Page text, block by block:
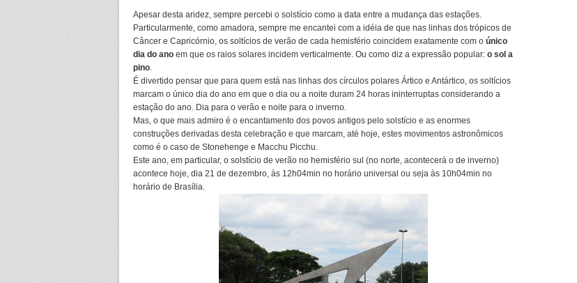
Apesar desta aridez, sempre percebi o solstício como a data entre a mudança das estações.
Particularmente, como amadora, sempre me encantei com a idéia de que nas linhas dos trópicos de
Câncer e Capricórnio, os soltícios de verão de cada hemisfério coincidem exatamente com o único
dia do ano em que os raios solares incidem verticalmente. Ou como diz a expressão popular: o sol a
pino.
É divertido pensar que para quem está nas linhas dos círculos polares Ártico e Antártico, os soltícios
marcam o único dia do ano em que o dia ou a noite duram 24 horas ininterruptas considerando a
estação do ano. Dia para o verão e noite para o inverno.
Mas, o que mais admiro é o encantamento dos povos antigos pelo solstício e as enormes
construções derivadas desta celebração e que marcam, até hoje, estes movimentos astronômicos
como é o caso de Stonehenge e Macchu Picchu.
Este ano, em particular, o solstício de verão no hemisfério sul (no norte, acontecerá o de inverno)
acontece hoje, dia 21 de dezembro, às 12h04min no horário universal ou seja às 10h04min no
horário de Brasília.